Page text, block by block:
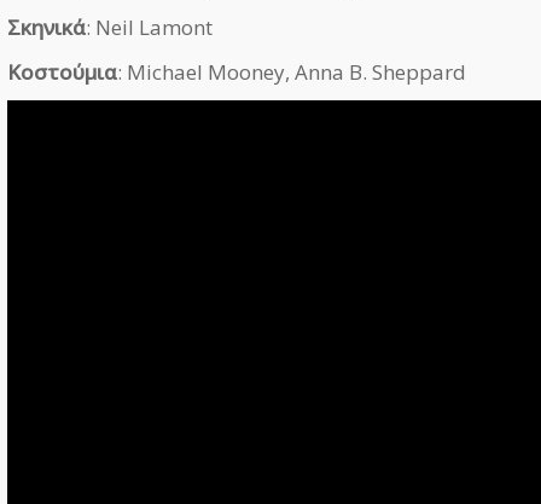
Σκηνικά: Neil Lamont
Κοστούμια: Michael Mooney, Anna B. Sheppard